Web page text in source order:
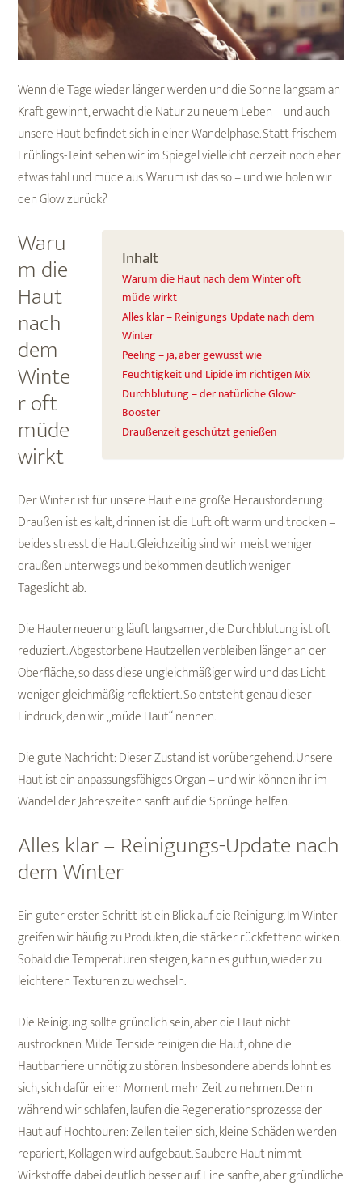
Wenn die Tage wieder länger werden und die Sonne langsam an
Kraft gewinnt, erwacht die Natur zu neuem Leben – und auch
unsere Haut befindet sich in einer Wandelphase. Statt frischem
Frühlings-Teint sehen wir im Spiegel vielleicht derzeit noch eher
etwas fahl und müde aus. Warum ist das so – und wie holen wir
den Glow zurück?
Inhalt
Warum die Haut nach dem Winter oft
müde wirkt
Alles klar – Reinigungs-Update nach dem
Winter
Peeling – ja, aber gewusst wie
Feuchtigkeit und Lipide im richtigen Mix
Durchblutung – der natürliche Glow-
Booster
Draußenzeit geschützt genießen
Waru
m die
Haut
nach
dem
Winte
r oft
müde
wirkt
Der Winter ist für unsere Haut eine große Herausforderung:
Draußen ist es kalt, drinnen ist die Luft oft warm und trocken –
beides stresst die Haut. Gleichzeitig sind wir meist weniger
draußen unterwegs und bekommen deutlich weniger
Tageslicht ab.
Die Hauterneuerung läuft langsamer, die Durchblutung ist oft
reduziert. Abgestorbene Hautzellen verbleiben länger an der
Oberfläche, so dass diese ungleichmäßiger wird und das Licht
weniger gleichmäßig reflektiert. So entsteht genau dieser
Eindruck, den wir „müde Haut“ nennen.
Die gute Nachricht: Dieser Zustand ist vorübergehend. Unsere
Haut ist ein anpassungsfähiges Organ – und wir können ihr im
Wandel der Jahreszeiten sanft auf die Sprünge helfen.
Alles klar – Reinigungs-Update nach
dem Winter
Ein guter erster Schritt ist ein Blick auf die Reinigung. Im Winter
greifen wir häufig zu Produkten, die stärker rückfettend wirken.
Sobald die Temperaturen steigen, kann es guttun, wieder zu
leichteren Texturen zu wechseln.
Die Reinigung sollte gründlich sein, aber die Haut nicht
austrocknen. Milde Tenside reinigen die Haut, ohne die
Hautbarriere unnötig zu stören. Insbesondere abends lohnt es
sich, sich dafür einen Moment mehr Zeit zu nehmen. Denn
während wir schlafen, laufen die Regenerationsprozesse der
Haut auf Hochtouren: Zellen teilen sich, kleine Schäden werden
repariert, Kollagen wird aufgebaut. Saubere Haut nimmt
Wirkstoffe dabei deutlich besser auf. Eine sanfte, aber gründliche